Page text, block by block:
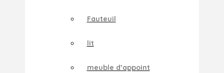
Fauteuil
lit
meuble d’appoint